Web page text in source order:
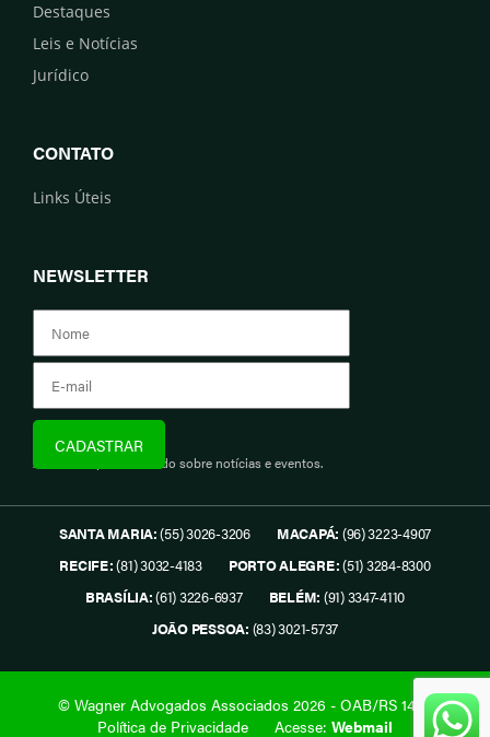
Destaques
Leis e Notícias
Jurídico
CONTATO
Links Úteis
NEWSLETTER
Assine e fique informado sobre notícias e eventos.
SANTA MARIA:(55) 3026-3206 MACAPÁ: (96) 3223-4907
RECIFE:(81) 3032-4183 PORTO ALEGRE:(51) 3284-8300
BRASÍLIA:(61) 3226-6937 BELÉM: (91) 3347-4110
JOÃO PESSOA: (83) 3021-5737
© Wagner Advogados Associados 2026 - OAB/RS 1419.
Política de Privacidade
Acesse: Webmail